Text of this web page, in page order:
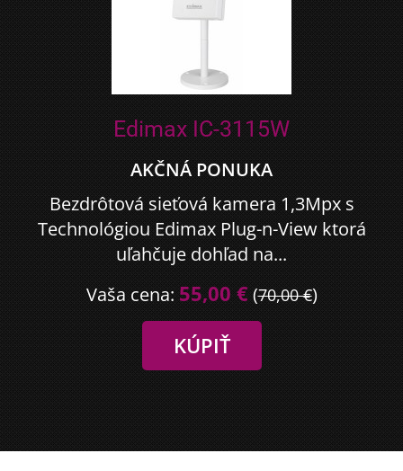
Edimax IC-3115W
AKČNÁ PONUKA
Bezdrôtová sieťová kamera 1,3Mpx s
Technológiou Edimax Plug-n-View ktorá
uľahčuje dohľad na...
Vaša cena: 55,00 € (70,00 €)